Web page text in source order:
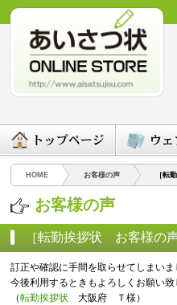
HOME お客様の声 ［転
お客様の声
［転勤挨拶状 お客様の
訂正や確認に手間を取らせてしまいま
今後利用するときもよろしくお願い致
（転勤挨拶状 大阪府 Ｔ様）